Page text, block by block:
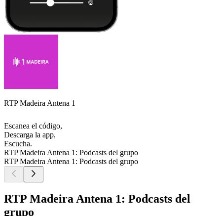
RTP Madeira Antena 1
Escanea el código,
Descarga la app,
Escucha.
RTP Madeira Antena 1: Podcasts del grupo
RTP Madeira Antena 1: Podcasts del grupo
RTP Madeira Antena 1: Podcasts del
grupo